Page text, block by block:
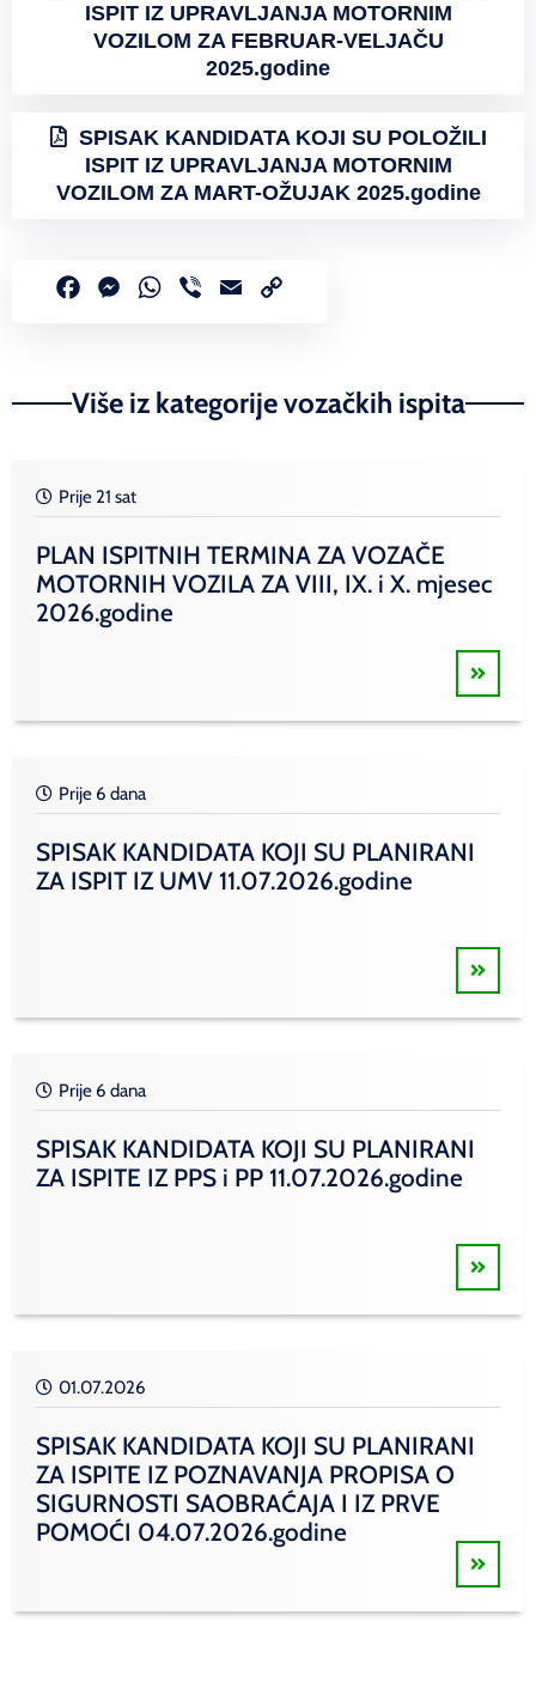
ISPIT IZ UPRAVLJANJA MOTORNIM
VOZILOM ZA FEBRUAR-VELJAČU
2025.godine
SPISAK KANDIDATA KOJI SU POLOŽILI
ISPIT IZ UPRAVLJANJA MOTORNIM
VOZILOM ZA MART-OŽUJAK 2025.godine
FacebookMessenger
WhatsApp
Viber Email
Više iz kategorije vozačkih ispita
Prije 21 sat
PLAN ISPITNIH TERMINA ZA VOZAČE
MOTORNIH VOZILA ZA VIII, IX. i X. mjesec
2026.godine
Prije 6 dana
SPISAK KANDIDATA KOJI SU PLANIRANI
ZA ISPIT IZ UMV 11.07.2026.godine
Prije 6 dana
SPISAK KANDIDATA KOJI SU PLANIRANI
ZA ISPITE IZ PPS i PP 11.07.2026.godine
01.07.2026
SPISAK KANDIDATA KOJI SU PLANIRANI
ZA ISPITE IZ POZNAVANJA PROPISA O
SIGURNOSTI SAOBRAĆAJA I IZ PRVE
POMOĆI 04.07.2026.godine